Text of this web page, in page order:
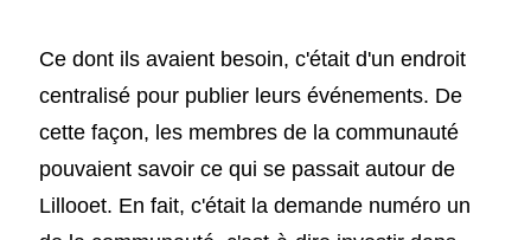
Ce dont ils avaient besoin, c'était d'un endroit
centralisé pour publier leurs événements. De
cette façon, les membres de la communauté
pouvaient savoir ce qui se passait autour de
Lillooet. En fait, c'était la demande numéro un